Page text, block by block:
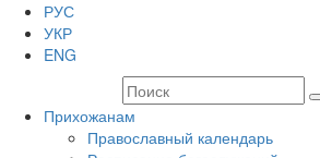
РУС
УКР
ENG
Прихожанам
Православный календарь